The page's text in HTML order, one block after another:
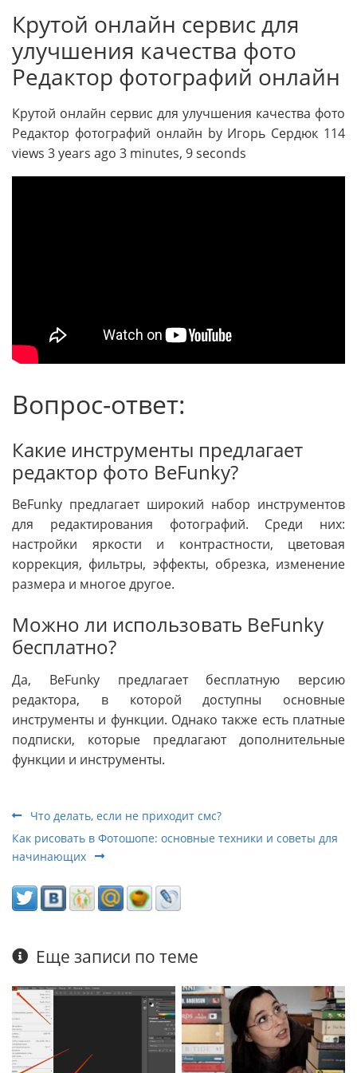
Крутой онлайн сервис для
улучшения качества фото
Редактор фотографий онлайн
Крутой онлайн сервис для улучшения качества фото
Редактор фотографий онлайн by Игорь Сердюк 114
views 3 years ago 3 minutes, 9 seconds
Вопрос-ответ:
Какие инструменты предлагает
редактор фото BeFunky?
BeFunky предлагает широкий набор инструментов
для редактирования фотографий. Среди них:
настройки яркости и контрастности, цветовая
коррекция, фильтры, эффекты, обрезка, изменение
размера и многое другое.
Можно ли использовать BeFunky
бесплатно?
Да, BeFunky предлагает бесплатную версию
редактора, в которой доступны основные
инструменты и функции. Однако также есть платные
подписки, которые предлагают дополнительные
функции и инструменты.
Что делать, если не приходит смс?
Как рисовать в Фотошопе: основные техники и советы для
начинающих
Еще записи по теме